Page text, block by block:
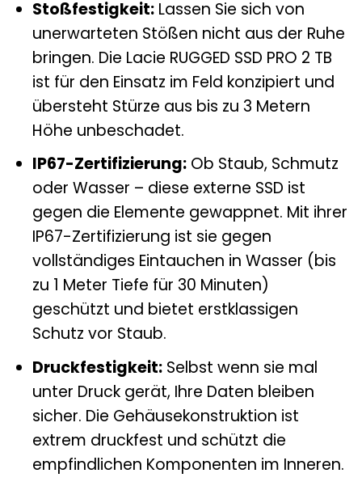
Stoßfestigkeit:Lassen Sie sich von
unerwarteten Stößen nicht aus der Ruhe
bringen. Die Lacie RUGGED SSD PRO 2 TB
ist für den Einsatz im Feld konzipiert und
übersteht Stürze aus bis zu 3 Metern
Höhe unbeschadet.
IP67-Zertifizierung:Ob Staub, Schmutz
oder Wasser – diese externe SSD ist
gegen die Elemente gewappnet. Mit ihrer
IP67-Zertifizierung ist sie gegen
vollständiges Eintauchen in Wasser (bis
zu 1 Meter Tiefe für 30 Minuten)
geschützt und bietet erstklassigen
Schutz vor Staub.
Druckfestigkeit:Selbst wenn sie mal
unter Druck gerät, Ihre Daten bleiben
sicher. Die Gehäusekonstruktion ist
extrem druckfest und schützt die
empfindlichen Komponenten im Inneren.